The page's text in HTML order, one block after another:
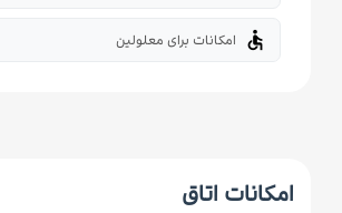
accessible امکانات برای معلولین
امکانات اتاق